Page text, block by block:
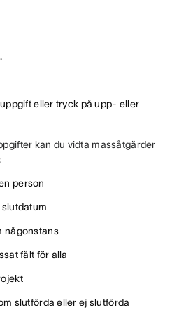
eller tryck på upp- eller
kan du vidta massåtgärder
person
någonstans
fält för alla
slutförda eller ej slutförda